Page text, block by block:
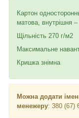
Картон
матова, внутрішня
Щільність 270 г/м2
Максимальне
Кришка знімна
Можна додати
менежеру: 380 (67)